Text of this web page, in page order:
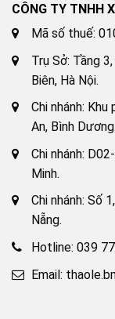
CÔNG TY TNHH
Mã số thuế:
Trụ Sở: Tầng
Biên, Hà Nội.
Chi nhánh:
An, Bình Dương.
Chi nhánh:
Minh.
Chi nhánh: Số
Nẵng.
Hotline: 039
Email: